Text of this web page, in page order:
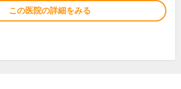
この医院の詳細をみる